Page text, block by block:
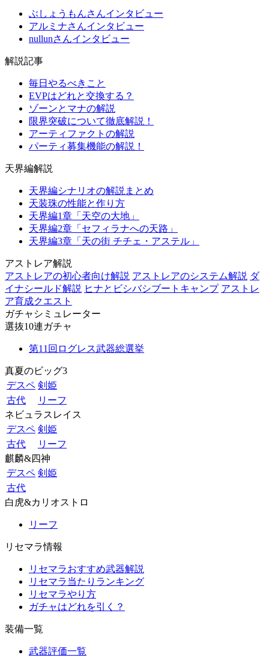
ぶしょうもんさんインタビュー
アルミナさんインタビュー
nullunさんインタビュー
解説記事
毎日やるべきこと
EVPはどれと交換する？
ゾーンとマナの解説
限界突破について徹底解説！
アーティファクトの解説
パーティ募集機能の解説！
天界編解説
天界編シナリオの解説まとめ
天装珠の性能と作り方
天界編1章「天空の大地」
天界編2章「セフィラナへの天路」
天界編3章「天の街 チチェ・アステル」
アストレア解説
アストレアの初心者向け解説 アストレアのシステム解説 ダ
イナシールド解説 ヒナとビシバシブートキャンプ アストレ
ア育成クエスト
ガチャシミュレーター
選抜10連ガチャ
第11回ログレス武器総選挙
真夏のビッグ3
デスペ 剣姫
古代
リーフ
ネビュラスレイス
デスペ 剣姫
古代
リーフ
麒麟&四神
デスペ 剣姫
古代
白虎&カリオストロ
リーフ
リセマラ情報
リセマラおすすめ武器解説
リセマラ当たりランキング
リセマラやり方
ガチャはどれを引く？
装備一覧
武器評価一覧